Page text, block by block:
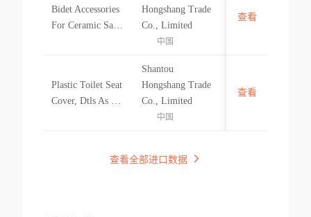
ries, Dtls As Per C
i & Pl
Bidet Accessories
For Ceramic Sanit
Ceramic Sanitary
Wares, , Dtls As P
Hongshang Trade
Co., Limited
中国
中国
查看
Plastic Toilet Seat
Cover, Dtls As Per
Shantou
Hongshang Trade
Co., Limited
中国
中国
查看
查看全部进口数据